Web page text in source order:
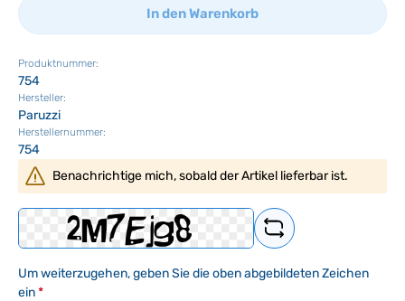
In den Warenkorb
Produktnummer:
754
Hersteller:
Paruzzi
Herstellernummer:
754
Benachrichtige mich, sobald der Artikel lieferbar ist.
Um weiterzugehen, geben Sie die oben abgebildeten Zeichen
ein*